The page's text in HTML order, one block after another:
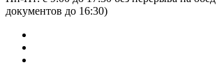
документов до 16:30)